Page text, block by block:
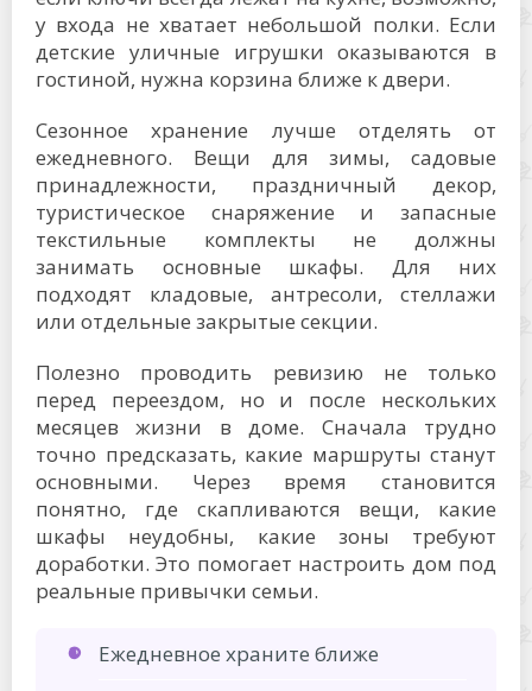
у входа не хватает небольшой полки. Если
детские уличные игрушки оказываются в
гостиной, нужна корзина ближе к двери.
Сезонное хранение лучше отделять от
ежедневного. Вещи для зимы, садовые
принадлежности, праздничный декор,
туристическое снаряжение и запасные
текстильные комплекты не должны
занимать основные шкафы. Для них
подходят кладовые, антресоли, стеллажи
или отдельные закрытые секции.
Полезно проводить ревизию не только
перед переездом, но и после нескольких
месяцев жизни в доме. Сначала трудно
точно предсказать, какие маршруты станут
основными. Через время становится
понятно, где скапливаются вещи, какие
шкафы неудобны, какие зоны требуют
доработки. Это помогает настроить дом под
реальные привычки семьи.
Ежедневное храните ближе